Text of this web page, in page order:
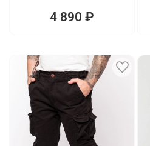
4 890 ₽